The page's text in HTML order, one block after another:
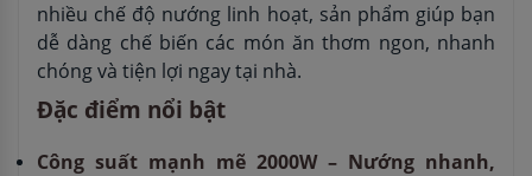
nhiều chế độ nướng linh hoạt, sản phẩm giúp bạn
dễ dàng chế biến các món ăn thơm ngon, nhanh
chóng và tiện lợi ngay tại nhà.
Đặc điểm nổi bật
Công suất mạnh mẽ 2000W – Nướng nhanh,